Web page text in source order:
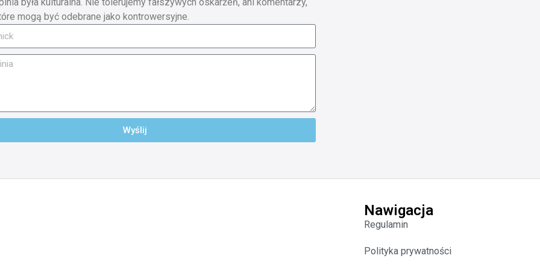
była kulturalna. Nie tolerujemy fałszywych oskarżeń, ani komentarzy,
mogą być odebrane jako kontrowersyjne.
Wyślij
Nawigacja
Regulamin
Polityka prywatności